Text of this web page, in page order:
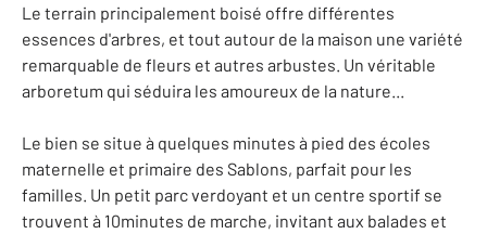
Le terrain principalement boisé offre différentes
essences d'arbres, et tout autour de la maison une variété
remarquable de fleurs et autres arbustes. Un véritable
arboretum qui séduira les amoureux de la nature...
Le bien se situe à quelques minutes à pied des écoles
maternelle et primaire des Sablons, parfait pour les
familles. Un petit parc verdoyant et un centre sportif se
trouvent à 10minutes de marche, invitant aux balades et